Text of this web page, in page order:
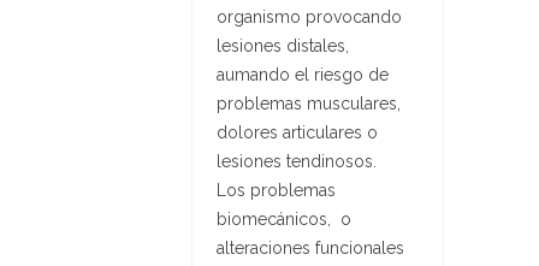
organismo provocando
lesiones distales,
aumando el riesgo de
problemas musculares,
dolores articulares o
lesiones tendinosos.
Los problemas
biomecánicos, o
alteraciones funcionales